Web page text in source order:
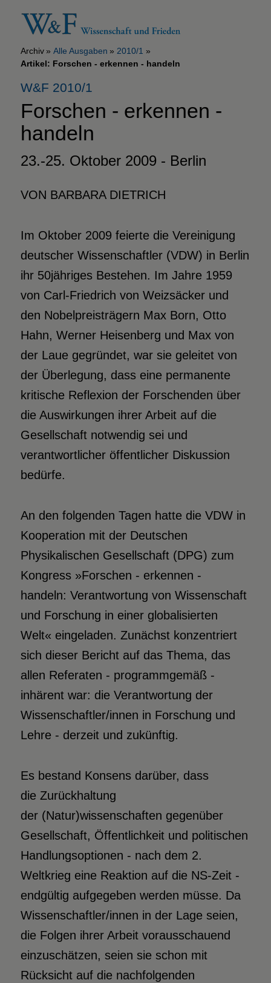
Archiv Alle Ausgaben
2010/1
Artikel: Forschen - erkennen - handeln
W&F 2010/1
Forschen - erkennen -
handeln
23.-25. Oktober 2009 - Berlin
VON BARBARA DIETRICH
Im Oktober 2009 feierte die Vereinigung
deutscher Wissenschaftler (VDW) in Berlin
ihr 50jähriges Bestehen. Im Jahre 1959
von Carl-Friedrich von Weizsäcker und
den Nobelpreisträgern Max Born, Otto
Hahn, Werner Heisenberg und Max von
der Laue gegründet, war sie geleitet von
der Überlegung, dass eine permanente
kritische Reflexion der Forschenden über
die Auswirkungen ihrer Arbeit auf die
Gesellschaft notwendig sei und
verantwortlicher öffentlicher Diskussion
bedürfe.
An den folgenden Tagen hatte die VDW in
Kooperation mit der Deutschen
Physikalischen Gesellschaft (DPG) zum
Kongress »Forschen - erkennen -
handeln: Verantwortung von Wissenschaft
und Forschung in einer globalisierten
Welt« eingeladen. Zunächst konzentriert
sich dieser Bericht auf das Thema, das
allen Referaten - programmgemäß -
inhärent war: die Verantwortung der
Wissenschaftler/innen in Forschung und
Lehre - derzeit und zukünftig.
Es bestand Konsens darüber, dass
die Zurückhaltung
der (Natur)wissenschaften gegenüber
Gesellschaft, Öffentlichkeit und politischen
Handlungsoptionen - nach dem 2.
Weltkrieg eine Reaktion auf die NS-Zeit -
endgültig aufgegeben werden müsse. Da
Wissenschaftler/innen in der Lage seien,
die Folgen ihrer Arbeit vorausschauend
einzuschätzen, seien sie schon mit
Rücksicht auf die nachfolgenden